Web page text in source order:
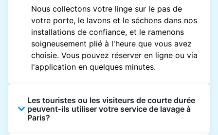
Nous collectons votre linge sur le pas de
votre porte, le lavons et le séchons dans nos
installations de confiance, et le ramenons
soigneusement plié à l'heure que vous avez
choisie. Vous pouvez réserver en ligne ou via
l'application en quelques minutes.
Les touristes ou les visiteurs de courte durée
peuvent-ils utiliser votre service de lavage à
Paris?